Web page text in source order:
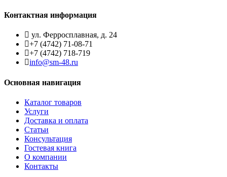
Контактная информация
ул. Ферросплавная, д. 24
+7 (4742) 71-08-71
+7 (4742) 718-719
info@sm-48.ru
Основная навигация
Каталог товаров
Услуги
Доставка и оплата
Статьи
Консультация
Гостевая книга
О компании
Контакты